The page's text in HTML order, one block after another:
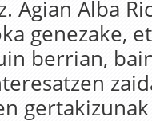
Agian Alba
genezake,
berrian,